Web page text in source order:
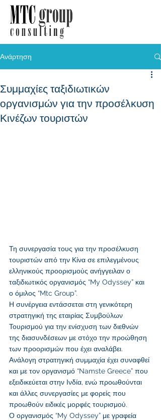
Ανάρτηση
Συμμαχίες ταξιδιωτικών
οργανισμών για την προσέλκυση
Κινέζων τουριστών
Τη συνεργασία τους για την προσέλκυση
τουριστών από την Κίνα σε επιλεγμένους
ελληνικούς προορισμούς ανήγγειλαν ο
ταξιδιωτικός οργανισμός “My Odyssey” και
ο όμιλος “Mtc Group”.
Η συνέργεια εντάσσεται στη γενικότερη
στρατηγική της εταιρίας Συμβούλων
Τουρισμού για την ενίσχυση των διεθνών
της διασυνδέσεων με στόχο την προώθηση
των προορισμών που έχει αναλάβει.
Ανάλογη στρατηγική συμμαχία έχει συναφθεί
και με τον οργανισμό “Namste Greece” που
εξειδικεύεται στην Ινδία, ενώ προωθούνται
και άλλες συνεργασίες με φορείς που
προωθούν ειδικές μορφές τουρισμού.
Ο οργανισμός “My Odyssey” με γραφεία